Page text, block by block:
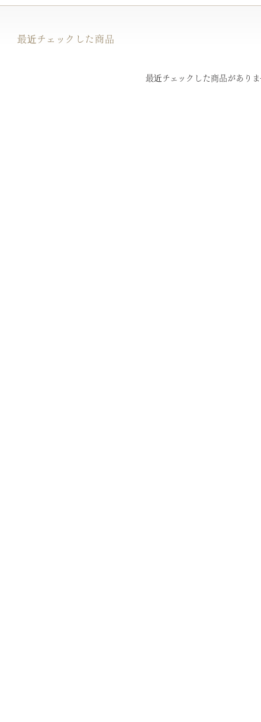
最近チェックした商品
最近チェックした商品があり